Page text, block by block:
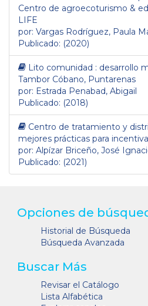
Centro de agroecoturismo &
LIFE
por: Vargas Rodríguez, Paula
Publicado: (2020)
Lito comunidad : desarrollo
Tambor Cóbano, Puntarenas
por: Estrada Penabad, Abigail
Publicado: (2018)
Centro de tratamiento y
mejores prácticas para
por: Alpízar Briceño, José
Publicado: (2021)
Opciones de
Historial de Búsqueda
Búsqueda Avanzada
Buscar Más
Revisar el Catálogo
Lista Alfabética